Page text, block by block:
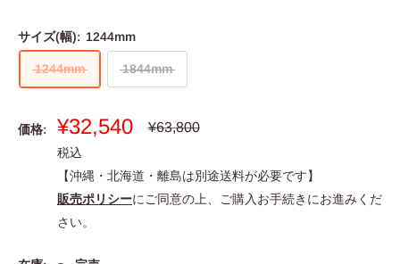
サイズ(幅): 1244mm
1244mm 1844mm
価格:
販
売
価
格
¥32,540
通
格
¥63,800
税込
【沖縄・北海道・離島は別途送料が必要です】
販売ポリシーにご同意の上、ご購入お手続きにお進みくだ
さい。